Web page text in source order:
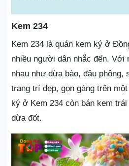
Kem 234
Kem 234 là quán kem ký ở
nhiều người dân nhắc đến. Với
nhau như dừa bào, đậu
trang trí đẹp, gọn gàng trên
ký ở Kem 234 còn bán kem
dừa đốt.